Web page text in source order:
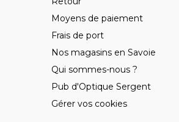
Moyens de paiement
Frais de port
Nos magasins en Savoie
Qui sommes-nous ?
Pub d'Optique Sergent
Gérer vos cookies